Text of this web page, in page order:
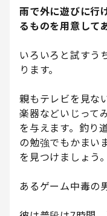
雨で外に遊びに行
るものを用意して
いろいろと試すう
ります。
親もテレビを見な
楽器などいじって
を与えます。釣り
の勉強でもかまい
を見つけましょう。
あるゲーム中毒の